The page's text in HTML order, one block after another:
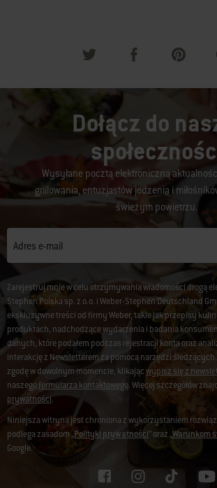
Dołącz do
Wysyłane pocztą elektroniczną
grillowania, entuzjastów jedzenia i
świeżym powietrzu.
Adres e-mail
Zarejestruj mnie w celu otrzymywania wiadomości drogą
Stephen Polska sp. z o.o. i Weber-Stephen Deutschland
ekskluzywne treści od firmy Weber, takie jak przepisy
produktach, nadchodzące wydarzenia i badania
danych, które podałem podczas rejestracji konta oraz
interakcję z Newsletterem za pomocą narzędzi
zgodę w dowolnym momencie, klikającwypisz się z
naszegoformularza kontaktowego. Więcej szczegółów
prywatności.
Niniejsza witryna jest chroniona z wykorzystaniem
podlega zasadom „Polityki prywatności” oraz „Warunkom
Google.